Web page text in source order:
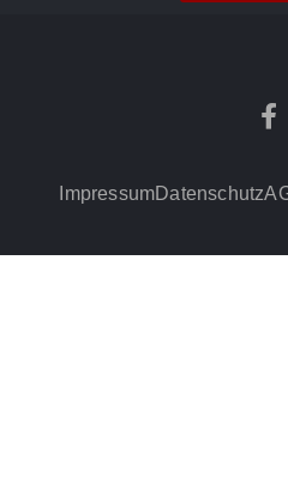
ImpressumDatenschutz